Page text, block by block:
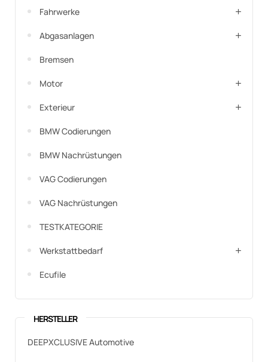
Fahrwerke
Abgasanlagen
Bremsen
Motor
Exterieur
BMW Codierungen
BMW Nachrüstungen
VAG Codierungen
VAG Nachrüstungen
TESTKATEGORIE
Werkstattbedarf
Ecufile
HERSTELLER
DEEPXCLUSIVE Automotive